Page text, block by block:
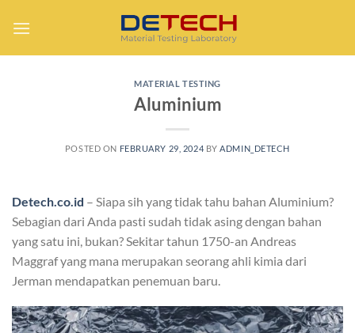
MATERIAL TESTING
Aluminium
POSTED ON FEBRUARY 29, 2024 BY ADMIN_DETECH
Detech.co.id – Siapa sih yang tidak tahu bahan Aluminium?
Sebagian dari Anda pasti sudah tidak asing dengan bahan
yang satu ini, bukan? Sekitar tahun 1750-an Andreas
Maggraf yang mana merupakan seorang ahli kimia dari
Jerman mendapatkan penemuan baru.